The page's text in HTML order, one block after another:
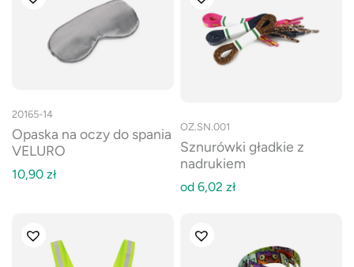
20165-14
Opaska na oczy do spania
VELURO
10,90 zł
OZ.SN.001
Sznurówki gładkie z
nadrukiem
od 6,02 zł